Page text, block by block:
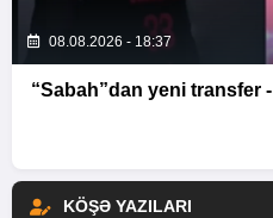
08.08.2026 - 18:37
“Sabah”dan yeni transfer -
KÖŞƏ YAZILARI